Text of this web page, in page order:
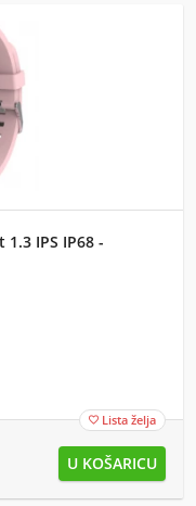
IPS IP68 -
 Lista želja